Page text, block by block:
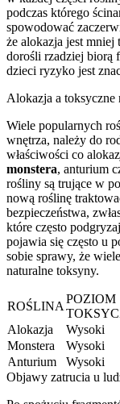
podczas którego
spowodować
że alokazja jest
dorośli rzadziej biorą
dzieci ryzyko jest
Alokazja a
Wiele popularnych
wnętrza, należy do
właściwości co
monstera, anturium
rośliny są trujące w
nową roślinę
bezpieczeństwa,
które często
pojawia się często u
sobie sprawy, że
naturalne toksyny.
ROŚLINA
POZIOM
Alokazja
Wysoki
Monstera
Wysoki
Anturium
Wysoki
Objawy zatrucia u